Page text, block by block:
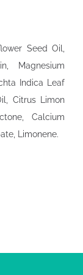
Seed Oil,
Magnesium
Indica Leaf
Citrus Limon
Calcium
Limonene.